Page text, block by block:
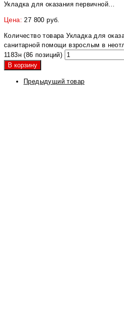
Укладка для оказания первичной…
Цена:27 800 руб.
Количество товара Укладка для
санитарной помощи взрослым в
1183н (86 позиций)
В корзину
Предыдущий товар